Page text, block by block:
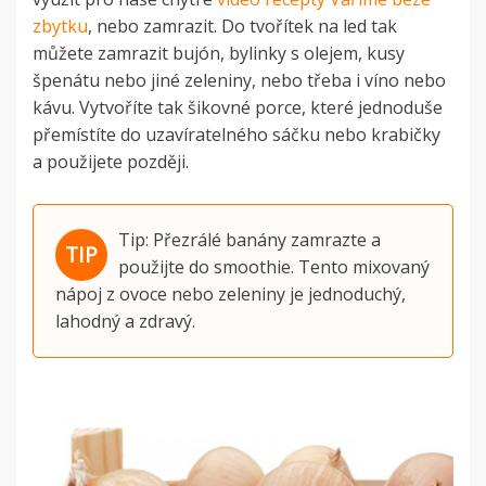
zbytku, nebo zamrazit. Do tvořítek na led tak
můžete zamrazit bujón, bylinky s olejem, kusy
špenátu nebo jiné zeleniny, nebo třeba i víno nebo
kávu. Vytvoříte tak šikovné porce, které jednoduše
přemístíte do uzavíratelného sáčku nebo krabičky
a použijete později.
Tip: Přezrálé banány zamrazte a
použijte do smoothie. Tento mixovaný
nápoj z ovoce nebo zeleniny je jednoduchý,
lahodný a zdravý.